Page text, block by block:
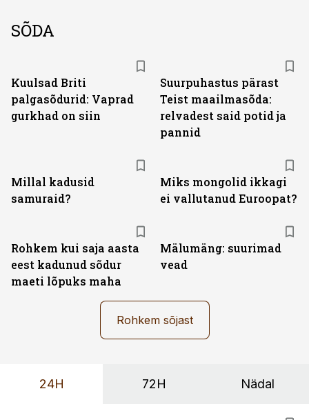
SÕDA
Kuulsad Briti
palgasõdurid: Vaprad
gurkhad on siin
Suurpuhastus pärast
Teist maailmasõda:
relvadest said potid ja
pannid
Millal kadusid
samuraid?
Miks mongolid ikkagi
ei vallutanud Euroopat?
Rohkem kui saja aasta
eest kadunud sõdur
maeti lõpuks maha
Mälumäng: suurimad
vead
Rohkem sõjast
24H 72H Nädal